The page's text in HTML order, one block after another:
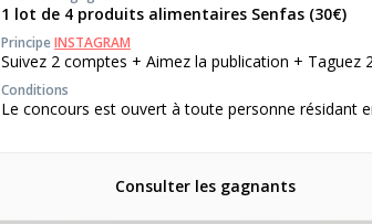
1 lot de 4 produits alimentaires Senfas (30€)
PrincipeINSTAGRAM
Suivez 2 comptes + Aimez la publication + Taguez
Conditions
Le concours est ouvert à toute personne résidant
Consulter les gagnants